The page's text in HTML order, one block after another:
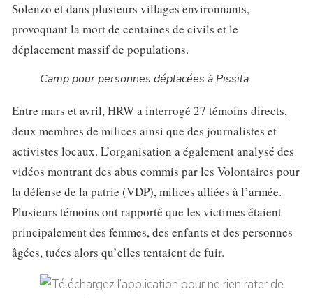
Solenzo et dans plusieurs villages environnants,
provoquant la mort de centaines de civils et le
déplacement massif de populations.
Camp pour personnes déplacées à Pissila
Entre mars et avril, HRW a interrogé 27 témoins directs,
deux membres de milices ainsi que des journalistes et
activistes locaux. L’organisation a également analysé des
vidéos montrant des abus commis par les Volontaires pour
la défense de la patrie (VDP), milices alliées à l’armée.
Plusieurs témoins ont rapporté que les victimes étaient
principalement des femmes, des enfants et des personnes
âgées, tuées alors qu’elles tentaient de fuir.